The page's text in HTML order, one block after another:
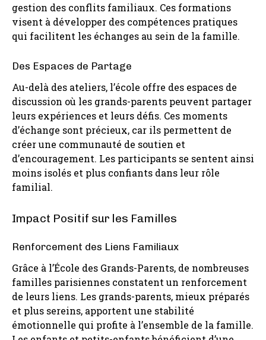
gestion des conflits familiaux. Ces formations
visent à développer des compétences pratiques
qui facilitent les échanges au sein de la famille.
Des Espaces de Partage
Au-delà des ateliers, l’école offre des espaces de
discussion où les grands-parents peuvent partager
leurs expériences et leurs défis. Ces moments
d’échange sont précieux, car ils permettent de
créer une communauté de soutien et
d’encouragement. Les participants se sentent ainsi
moins isolés et plus confiants dans leur rôle
familial.
Impact Positif sur les Familles
Renforcement des Liens Familiaux
Grâce à l’École des Grands-Parents, de nombreuses
familles parisiennes constatent un renforcement
de leurs liens. Les grands-parents, mieux préparés
et plus sereins, apportent une stabilité
émotionnelle qui profite à l’ensemble de la famille.